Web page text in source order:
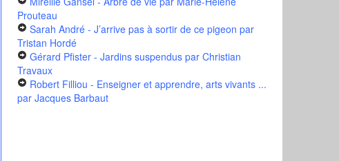
Prouteau
Sarah André - J’arrive pas à sortir de ce pigeon par
Tristan Hordé
Gérard Pfister - Jardins suspenduspar Christian
Travaux
Robert Filliou - Enseigner et apprendre, arts vivants ...
par Jacques Barbaut